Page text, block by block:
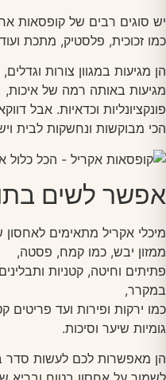
יש סוגים רבים של קופסאות
כמו זכוכית, פלסטיק, מתכת
הן מגיעות במגוון צורות
מגיעות באותה רמה של איכות,
פונקציונליות וכדאיות. אבל
הכי מבוקשות ונחשקות לבית
אפשר לשים
מיכלי אקריל מתאימים
ממזון יבש, כמו קמח, פסטה,
פתיתים וחיטה, קטניות
במקרר,
כמו ירקות ופירות ועד
גומיות שיער וסיכות.
הן מאפשרות לכם לעשות סדר